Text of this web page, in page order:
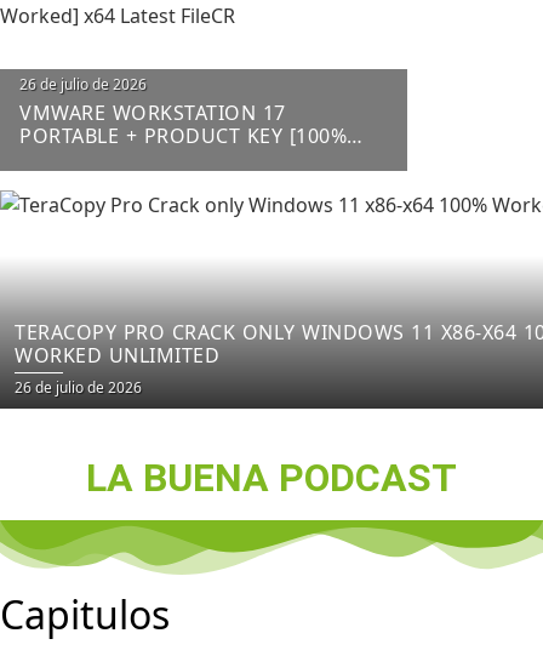
Posted
on
26 de julio de 2026
VMWARE WORKSTATION 17
PORTABLE + PRODUCT KEY [100%
TERACOPY PRO CRACK ONLY WINDOWS 11 X86-X64
WORKED UNLIMITED
Posted
on
26 de julio de 2026
LA BUENA PODCAST
Capitulos